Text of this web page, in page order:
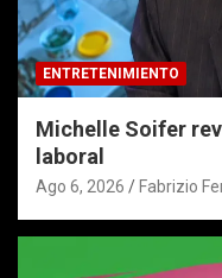
ENTRETENIMIENTO
Michelle Soifer
laboral
Ago 6, 2026 Fabrizio